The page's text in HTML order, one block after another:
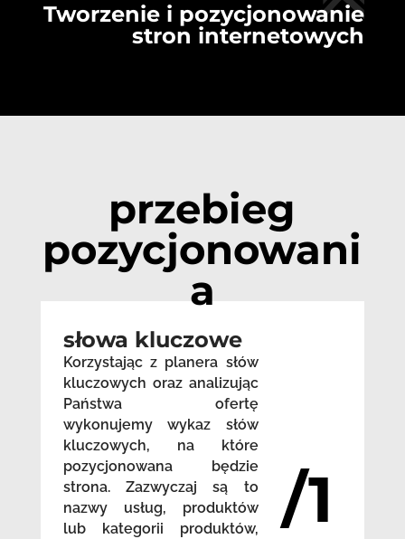
Tworzenie i pozycjonowanie
stron internetowych
przebieg
pozycjonowani
a
słowa kluczowe
Korzystając z planera słów
kluczowych oraz analizując
Państwa ofertę
wykonujemy wykaz słów
kluczowych, na które
pozycjonowana będzie
strona. Zazwyczaj są to
nazwy usług, produktów
lub kategorii produktów,
/1